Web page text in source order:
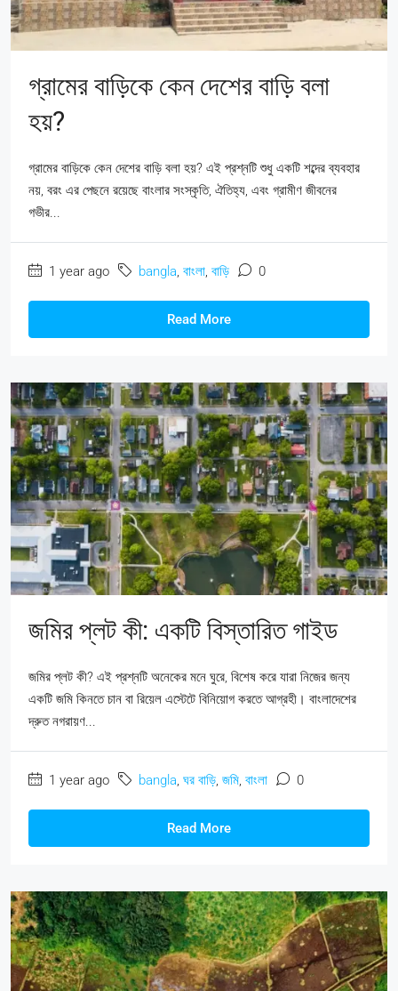
গ্রামের বাড়িকে কেন দেশের বাড়ি বলা
হয়?
গ্রামের বাড়িকে কেন দেশের বাড়ি বলা হয়? এই প্রশ্নটি শুধু একটি শব্দের ব্যবহার
নয়, বরং এর পেছনে রয়েছে বাংলার সংস্কৃতি, ঐতিহ্য, এবং গ্রামীণ জীবনের
গভীর...
1 year ago bangla, বাংলা, বাড়ি 0
Read More
জমির প্লট কী: একটি বিস্তারিত গাইড
জমির প্লট কী? এই প্রশ্নটি অনেকের মনে ঘুরে, বিশেষ করে যারা নিজের জন্য
একটি জমি কিনতে চান বা রিয়েল এস্টেটে বিনিয়োগ করতে আগ্রহী। বাংলাদেশের
দ্রুত নগরায়ণ...
1 year ago bangla, ঘর বাড়ি, জমি, বাংলা 0
Read More